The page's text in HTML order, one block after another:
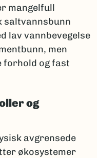
mangelfull
saltvannsbunn
lav vannbevegelse
men
forhold og fast
og
avgrensede
økosystemer